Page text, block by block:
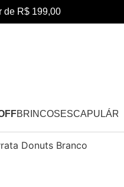
de R$ 199,00
BRINCOS
Donuts Branco